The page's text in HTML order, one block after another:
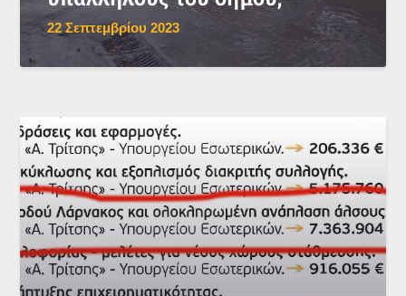
22 Σεπτεμβρίου 2023